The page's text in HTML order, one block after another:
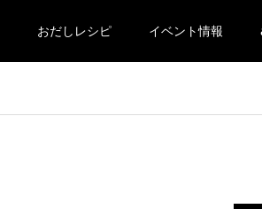
おだしレシピ イベント情報